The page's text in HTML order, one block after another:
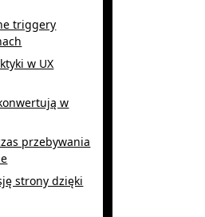
triggery
w UX
w
przebywania
strony dzięki